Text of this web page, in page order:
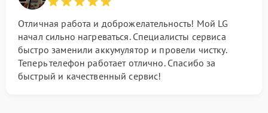
Отличная работа и доброжелательность! Мой LG
начал сильно нагреваться. Специалисты сервиса
быстро заменили аккумулятор и провели чистку.
Теперь телефон работает отлично. Спасибо за
быстрый и качественный сервис!